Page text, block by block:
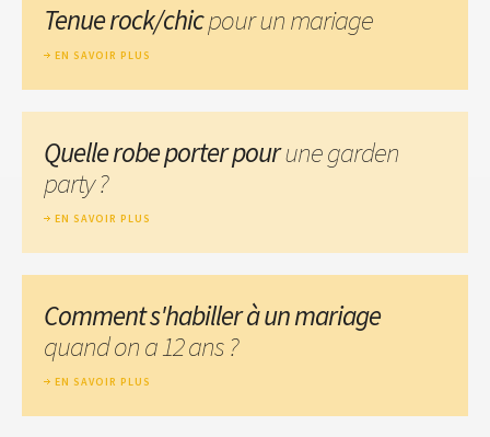
Tenue rock/chicpour un mariage
EN SAVOIR PLUS
Quelle robe porter pourune garden
party ?
EN SAVOIR PLUS
Comment s'habiller à un mariage
quand on a 12 ans ?
EN SAVOIR PLUS